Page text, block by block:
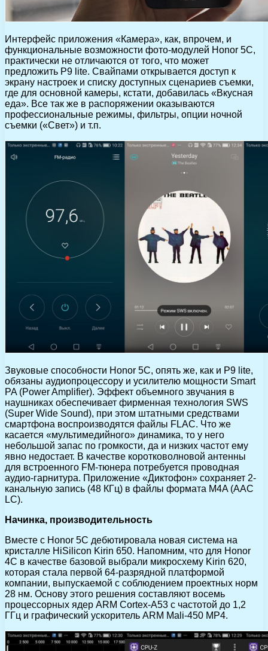
Интерфейс приложения «Камера», как, впрочем, и
функциональные возможности фото-модулей Honor 5C,
практически не отличаются от того, что может
предложить P9 lite. Свайпами открывается доступ к
экрану настроек и списку доступных сценариев съемки,
где для основной камеры, кстати, добавилась «Вкусная
еда». Все так же в распоряжении оказываются
профессиональные режимы, фильтры, опции ночной
съемки («Свет») и т.п.
Звуковые способности Honor 5C, опять же, как и P9 lite,
обязаны аудиопроцессору и усилителю мощности Smart
PA (Power Amplifier). Эффект объемного звучания в
наушниках обеспечивает фирменная технология SWS
(Super Wide Sound), при этом штатными средствами
смартфона воспроизводятся файлы FLAC. Что же
касается «мультимедийного» динамика, то у него
небольшой запас по громкости, да и низких частот ему
явно недостает. В качестве коротковолновой антенны
для встроенного FM-тюнера потребуется проводная
аудио-гарнитура. Приложение «Диктофон» сохраняет 2-
канальную запись (48 КГц) в файлы формата M4A (ААС
LC).
Начинка, производительность
Вместе с Honor 5C дебютировала новая система на
кристалле HiSilicon Kirin 650. Напомним, что для Honor
4C в качестве базовой выбрали микросхему Kirin 620,
которая стала первой 64-разрядной платформой
компании, выпускаемой с соблюдением проектных норм
28 нм. Основу этого решения составляют восемь
процессорных ядер ARM Cortex-A53 с частотой до 1,2
ГГц и графический ускоритель ARM Mali-450 MP4.